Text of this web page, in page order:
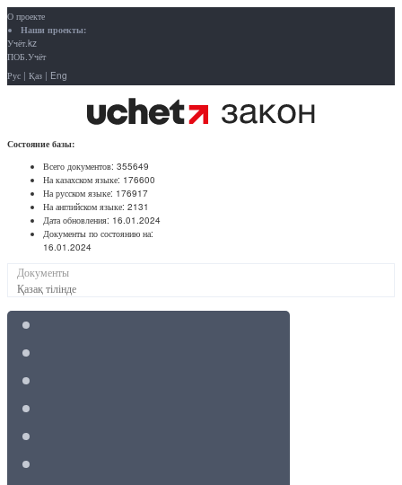
О проекте
Наши проекты:
Учёт.kz
ПОБ.Учёт
Рус | Қаз | Eng
Состояние базы:
Всего документов: 355649
На казахском языке: 176600
На русском языке: 176917
На английском языке: 2131
Дата обновления: 16.01.2024
Документы по состоянию на:
16.01.2024
Документы
Қазақ тілінде